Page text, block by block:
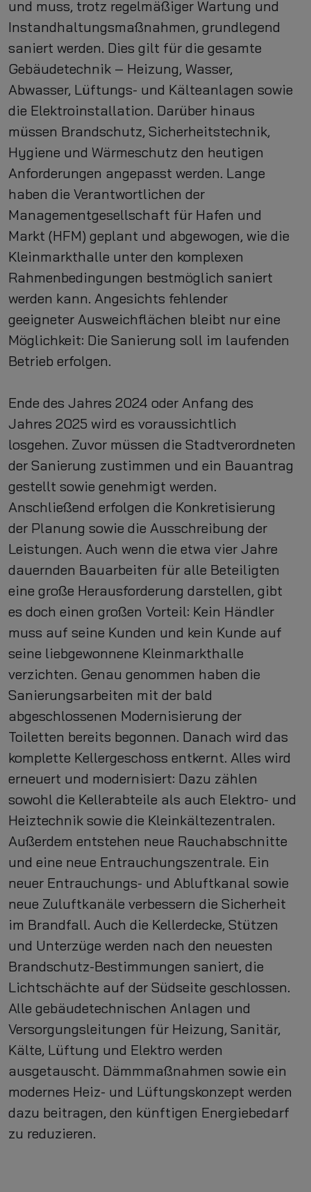
und muss, trotz regelmäßiger Wartung und
Instandhaltungsmaßnahmen, grundlegend
saniert werden. Dies gilt für die gesamte
Gebäudetechnik – Heizung, Wasser,
Abwasser, Lüftungs- und Kälteanlagen sowie
die Elektroinstallation. Darüber hinaus
müssen Brandschutz, Sicherheitstechnik,
Hygiene und Wärmeschutz den heutigen
Anforderungen angepasst werden. Lange
haben die Verantwortlichen der
Managementgesellschaft für Hafen und
Markt (HFM) geplant und abgewogen, wie die
Kleinmarkthalle unter den komplexen
Rahmenbedingungen bestmöglich saniert
werden kann. Angesichts fehlender
geeigneter Ausweichflächen bleibt nur eine
Möglichkeit: Die Sanierung soll im laufenden
Betrieb erfolgen.
Ende des Jahres 2024 oder Anfang des
Jahres 2025 wird es voraussichtlich
losgehen. Zuvor müssen die Stadtverordneten
der Sanierung zustimmen und ein Bauantrag
gestellt sowie genehmigt werden.
Anschließend erfolgen die Konkretisierung
der Planung sowie die Ausschreibung der
Leistungen. Auch wenn die etwa vier Jahre
dauernden Bauarbeiten für alle Beteiligten
eine große Herausforderung darstellen, gibt
es doch einen großen Vorteil: Kein Händler
muss auf seine Kunden und kein Kunde auf
seine liebgewonnene Kleinmarkthalle
verzichten. Genau genommen haben die
Sanierungsarbeiten mit der bald
abgeschlossenen Modernisierung der
Toiletten bereits begonnen. Danach wird das
komplette Kellergeschoss entkernt. Alles wird
erneuert und modernisiert: Dazu zählen
sowohl die Kellerabteile als auch Elektro- und
Heiztechnik sowie die Kleinkältezentralen.
Außerdem entstehen neue Rauchabschnitte
und eine neue Entrauchungszentrale. Ein
neuer Entrauchungs- und Abluftkanal sowie
neue Zuluftkanäle verbessern die Sicherheit
im Brandfall. Auch die Kellerdecke, Stützen
und Unterzüge werden nach den neuesten
Brandschutz-Bestimmungen saniert, die
Lichtschächte auf der Südseite geschlossen.
Alle gebäudetechnischen Anlagen und
Versorgungsleitungen für Heizung, Sanitär,
Kälte, Lüftung und Elektro werden
ausgetauscht. Dämmmaßnahmen sowie ein
modernes Heiz- und Lüftungskonzept werden
dazu beitragen, den künftigen Energiebedarf
zu reduzieren.